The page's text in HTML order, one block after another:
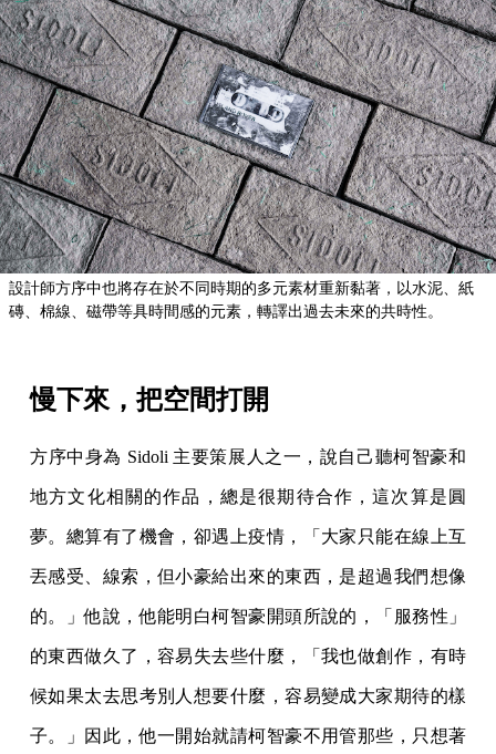
設計師方序中也將存在於不同時期的多元素材重新黏著，以水泥、紙
磚、棉線、磁帶等具時間感的元素，轉譯出過去未來的共時性。
慢下來，把空間打開
方序中身為 Sidoli 主要策展人之一，說自己聽柯智豪和
地方文化相關的作品，總是很期待合作，這次算是圓
夢。總算有了機會，卻遇上疫情，「大家只能在線上互
丟感受、線索，但小豪給出來的東西，是超過我們想像
的。」他說，他能明白柯智豪開頭所說的，「服務性」
的東西做久了，容易失去些什麼，「我也做創作，有時
候如果太去思考別人想要什麼，容易變成大家期待的樣
子。」因此，他一開始就請柯智豪不用管那些，只想著